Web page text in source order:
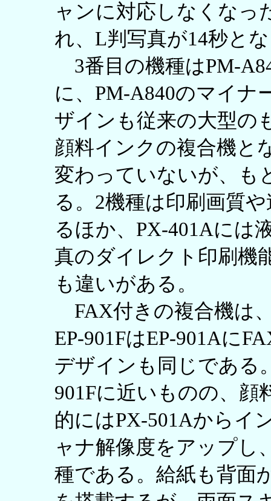
ャンに対応しなくなっ
れ、L判写真が14秒と
3番目の機種はPM-
に、PM-A840のマイナ
ザインも従来の大型の
顔料インクの複合機と
変わっていないが、も
る。2機種は印刷画質
るほか、PX-401Aには
真のダイレクト印刷機
も違いがある。
FAX付きの複合機は
EP-901FはEP-901Aに
デザインも同じである
901Fに近いものの、顔
的にはPX-501Aからイ
ャナ解像度をアップし
種である。給紙も背面